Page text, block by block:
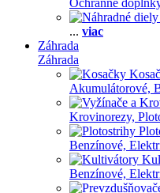
Ochranné
... viac
Záhrada
Záhrada
Akumulátorové,
Krovinorezy,
Benzínové,
Benzínové,